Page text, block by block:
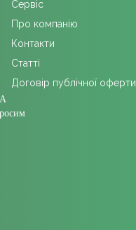
Сервіс
Про компанію
Контакти
Cтатті
Договір публічної оферти